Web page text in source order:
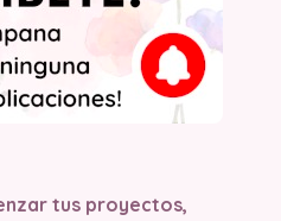
tus proyectos,